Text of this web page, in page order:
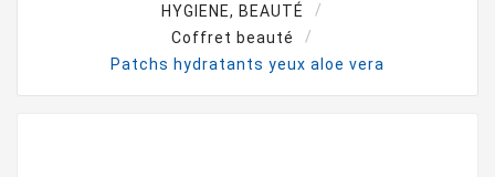
HYGIENE, BEAUTÉ
Coffret beauté
Patchs hydratants yeux aloe vera